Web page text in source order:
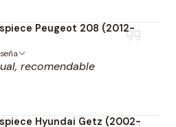
Peugeot 208 (2012-
recomendable
Hyundai Getz (2002-